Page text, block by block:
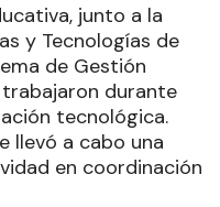
junto a la
y Tecnologías de
de Gestión
trabajaron durante
tecnológica.
llevó a cabo una
en coordinación